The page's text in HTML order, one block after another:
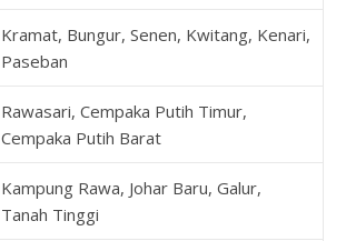
Kramat, Bungur, Senen, Kwitang, Kenari,
Paseban
Rawasari, Cempaka Putih Timur,
Cempaka Putih Barat
Kampung Rawa, Johar Baru, Galur,
Tanah Tinggi